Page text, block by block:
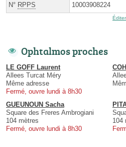
N° RPPS 10003908224
Ophtalmos proches
LE GOFF Laurent
Allees Turcat Méry
Même adresse
Fermé, ouvre lundi à 8h30
GUEUNOUN Sacha
Square des Freres Ambrogiani
104 mètres
Fermé, ouvre lundi à 8h30
104